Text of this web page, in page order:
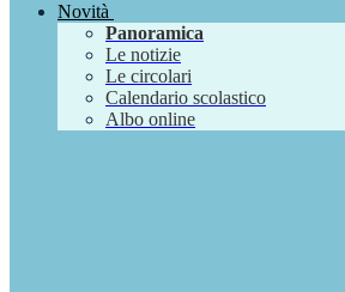
Novità
Panoramica
Le notizie
Le circolari
Calendario scolastico
Albo online